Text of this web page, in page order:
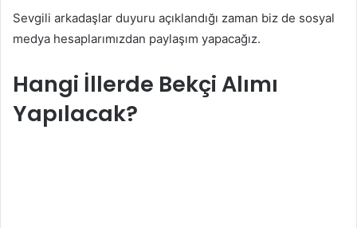
Sevgili arkadaşlar duyuru açıklandığı zaman biz de sosyal
medya hesaplarımızdan paylaşım yapacağız.
Hangi İllerde Bekçi Alımı
Yapılacak?